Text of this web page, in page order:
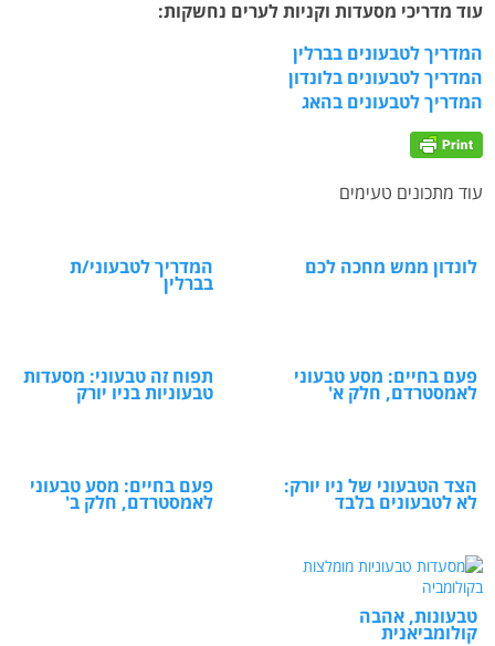
עוד מדריכי מסעדות וקניות לערים נחשקות:
המדריך לטבעונים בברלין
המדריך לטבעונים בלונדון
המדריך לטבעונים בהאג
עוד מתכונים טעימים
לונדון ממש מחכה לכם המדריך לטבעוני/ת
בברלין
פעם בחיים: מסע טבעוני
לאמסטרדם, חלק א'
תפוח זה טבעוני: מסעדות
טבעוניות בניו יורק
הצד הטבעוני של ניו יורק:
לא לטבעונים בלבד
פעם בחיים: מסע טבעוני
לאמסטרדם, חלק ב'
טבעונות, אהבה
קולומביאנית